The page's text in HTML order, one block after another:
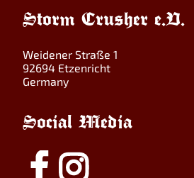
Storm Crusher e.V.
Weidener Straße 1
92694 Etzenricht
Germany
Social Media